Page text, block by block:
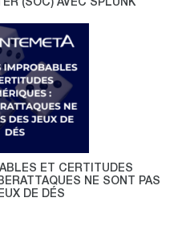
ET CERTITUDES
NE SONT PAS
DE DÉS